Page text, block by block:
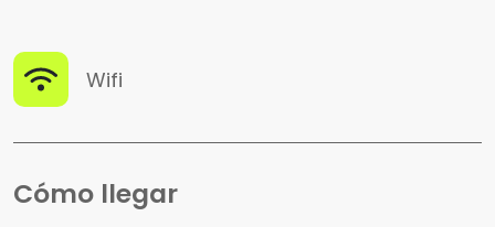
Wifi
Cómo llegar